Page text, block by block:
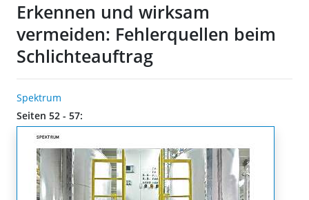
Erkennen und wirksam
vermeiden: Fehlerquellen beim
Schlichteauftrag
Spektrum
Seiten 52 - 57: